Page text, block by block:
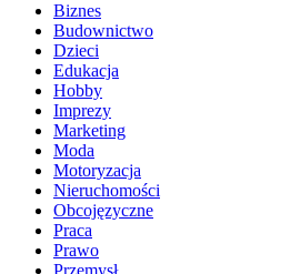
Biznes
Budownictwo
Dzieci
Edukacja
Hobby
Imprezy
Marketing
Moda
Motoryzacja
Nieruchomości
Obcojęzyczne
Praca
Prawo